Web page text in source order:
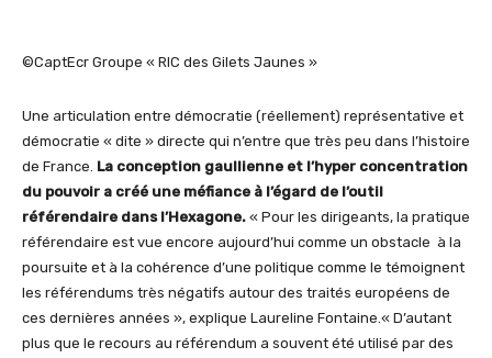
©CaptEcr Groupe « RIC des Gilets Jaunes »
Une articulation entre démocratie (réellement) représentative et
démocratie « dite » directe qui n’entre que très peu dans l’histoire
de France. La conception gaullienne et l’hyper concentration
du pouvoir a créé une méfiance à l’égard de l’outil
référendaire dans l’Hexagone. « Pour les dirigeants, la pratique
référendaire est vue encore aujourd’hui comme un obstacle à la
poursuite et à la cohérence d’une politique comme le témoignent
les référendums très négatifs autour des traités européens de
ces dernières années », explique Laureline Fontaine.« D’autant
plus que le recours au référendum a souvent été utilisé par des